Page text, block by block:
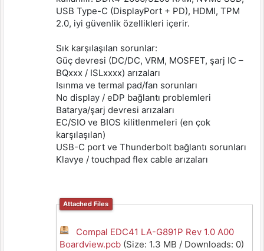
USB Type-C (DisplayPort + PD), HDMI, TPM
2.0, iyi güvenlik özellikleri içerir.
Sık karşılaşılan sorunlar:
Güç devresi (DC/DC, VRM, MOSFET, şarj IC –
BQxxx / ISLxxxx) arızaları
Isınma ve termal pad/fan sorunları
No display / eDP bağlantı problemleri
Batarya/şarj devresi arızaları
EC/SIO ve BIOS kilitlenmeleri (en çok
karşılaşılan)
USB-C port ve Thunderbolt bağlantı sorunları
Klavye / touchpad flex cable arızaları
Attached Files
Compal EDC41 LA-G891P Rev 1.0 A00
Boardview.pcb(Size: 1.3 MB / Downloads: 0)